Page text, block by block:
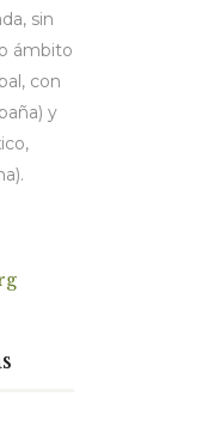
sin
ámbito
con
y